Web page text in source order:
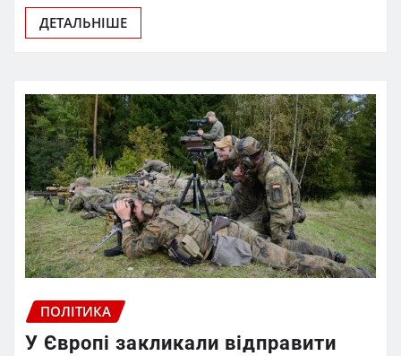
ДЕТАЛЬНІШЕ
ПОЛІТИКА
У Європі закликали відправити